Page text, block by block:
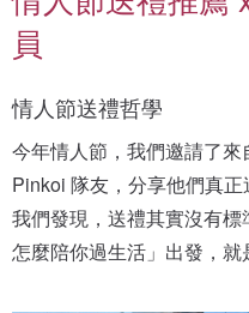
員
情人節送禮哲學
今年情人節，我們邀請了
Pinkoi 隊友，分享他們真
我們發現，送禮其實沒有
怎麼陪你過生活」出發，就